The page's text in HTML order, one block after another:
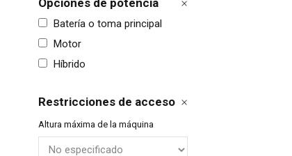
Opciones de potencia
Batería o toma principal
Motor
Híbrido
Restricciones de acceso
Altura máxima de la máquina